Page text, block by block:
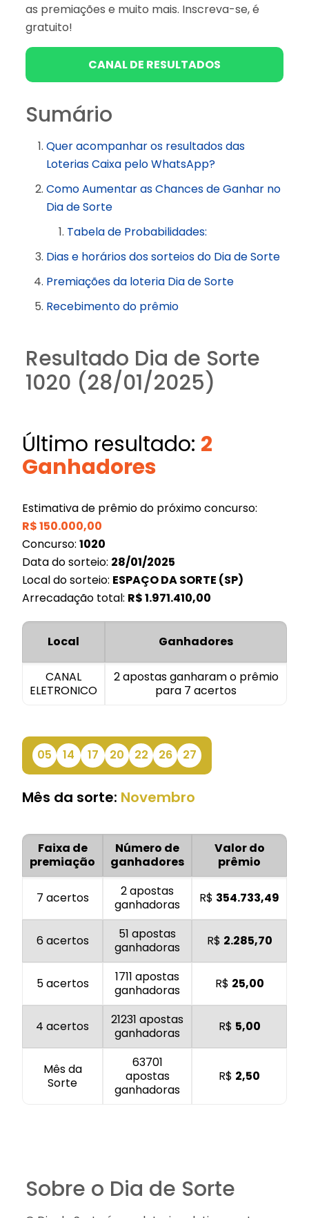
as premiações e muito mais. Inscreva-se, é
gratuito!
CANAL DE RESULTADOS
Sumário
Quer acompanhar os resultados das
Loterias Caixa pelo WhatsApp?
Como Aumentar as Chances de Ganhar no
Dia de Sorte
Tabela de Probabilidades:
Dias e horários dos sorteios do Dia de Sorte
Premiações da loteria Dia de Sorte
Recebimento do prêmio
Resultado Dia de Sorte
1020 (28/01/2025)
Último resultado: 2
Ganhadores
Estimativa de prêmio do próximo concurso:
R$150.000,00
Concurso: 1020
Data do sorteio: 28/01/2025
Local do sorteio: ESPAÇO DA SORTE (SP)
Arrecadação total: R$1.971.410,00
Local Ganhadores
CANAL
ELETRONICO
2 apostas ganharam o prêmio
para 7 acertos
05 14 17 20 22 26 27
Mês da sorte: Novembro
Faixa de
premiação
Número de
ganhadores
Valor do
prêmio
7 acertos
2 apostas
ganhadoras
R$ 354.733,49
6 acertos
51 apostas
ganhadoras
R$ 2.285,70
5 acertos
1711 apostas
ganhadoras
R$ 25,00
4 acertos
21231 apostas
ganhadoras
R$ 5,00
Mês da
Sorte
63701
apostas
ganhadoras
R$ 2,50
Sobre o Dia de Sorte